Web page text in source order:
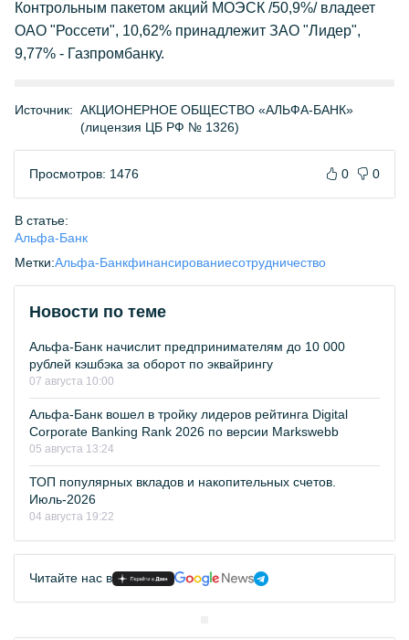
Контрольным пакетом акций МОЭСК /50,9%/ владеет
ОАО "Россети", 10,62% принадлежит ЗАО "Лидер",
9,77% - Газпромбанку.
Источник: АКЦИОНЕРНОЕ ОБЩЕСТВО «АЛЬФА-БАНК»
(лицензия ЦБ РФ № 1326)
Просмотров: 1476 0 0
В статье:
Альфа-Банк
Метки:Альфа-Банкфинансированиесотрудничество
Новости по теме
Альфа-Банк начислит предпринимателям до 10 000
рублей кэшбэка за оборот по эквайрингу
07 августа 10:00
Альфа-Банк вошел в тройку лидеров рейтинга Digital
Corporate Banking Rank 2026 по версии Markswebb
05 августа 13:24
ТОП популярных вкладов и накопительных счетов.
Июль-2026
04 августа 19:22
Читайте нас в